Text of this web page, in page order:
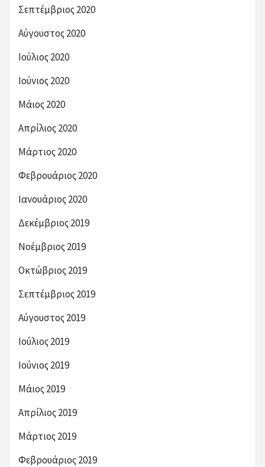
Σεπτέμβριος 2020
Αύγουστος 2020
Ιούλιος 2020
Ιούνιος 2020
Μάιος 2020
Απρίλιος 2020
Μάρτιος 2020
Φεβρουάριος 2020
Ιανουάριος 2020
Δεκέμβριος 2019
Νοέμβριος 2019
Οκτώβριος 2019
Σεπτέμβριος 2019
Αύγουστος 2019
Ιούλιος 2019
Ιούνιος 2019
Μάιος 2019
Απρίλιος 2019
Μάρτιος 2019
Φεβρουάριος 2019